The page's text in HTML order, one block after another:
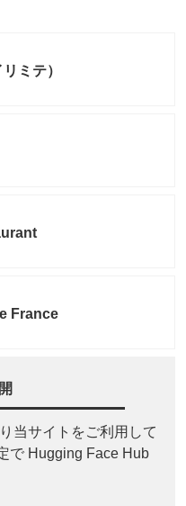
ミテ）
France
当サイトをご利用して
で Hugging Face Hub